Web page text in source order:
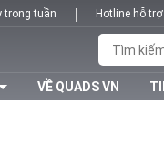
trong tuần Hotline hỗ
VỀ QUADS VN